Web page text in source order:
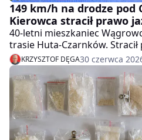
149 km/h na drodze pod
Kierowca stracił prawo
40-letni mieszkaniec
trasie Huta-Czarnków.
miesiące i zapłaci 1500 zł
KRZYSZTOF DĘGA30 czerwca